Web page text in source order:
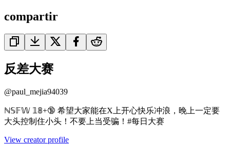
compartir
反差大赛
@paul_mejia94039
ℕ𝕊𝔽𝕎 𝟙𝟠+🔞 希望大家能在X上开心快乐冲浪，晚上一定要
大头控制住小头！不要上当受骗！#每日大赛
View creator profile